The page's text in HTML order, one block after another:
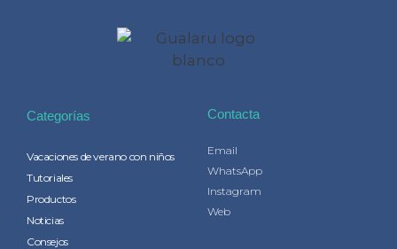
Categorías
Vacaciones de verano con niños
Tutoriales
Productos
Noticias
Consejos
Contacta
Email
WhatsApp
Instagram
Web